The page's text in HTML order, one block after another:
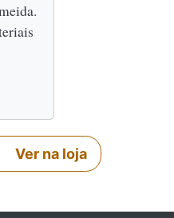
Ver na loja